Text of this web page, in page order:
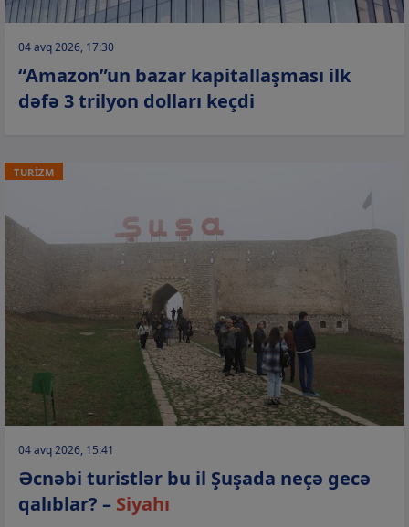
04 avq 2026, 17:30
“Amazon”un bazar kapitallaşması ilk
dəfə 3 trilyon dolları keçdi
TURİZM
04 avq 2026, 15:41
Əcnəbi turistlər bu il Şuşada neçə gecə
qalıblar? – Siyahı